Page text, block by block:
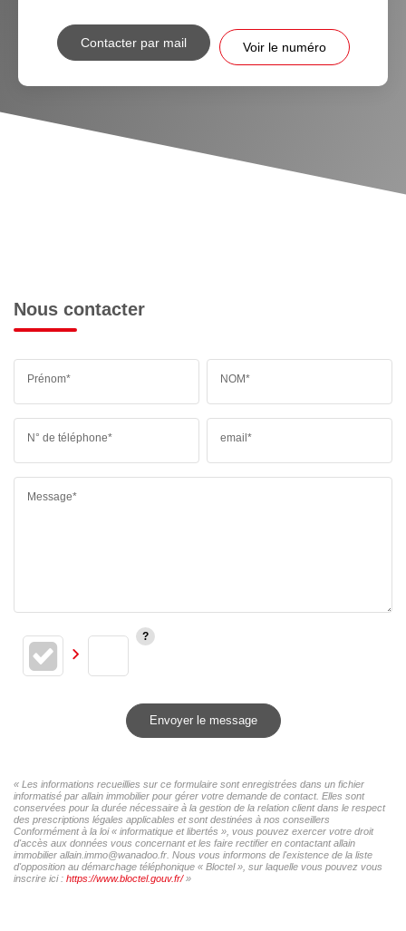
Contacter par mail Voir le numéro
Nous contacter
Prénom* NOM*
N° de téléphone* email*
Message*
Envoyer le message
« Les informations recueillies sur ce formulaire sont enregistrées dans un fichier
informatisé par allain immobilier pour gérer votre demande de contact. Elles sont
conservées pour la durée nécessaire à la gestion de la relation client dans le respect
des prescriptions légales applicables et sont destinées à nos conseillers
Conformément à la loi « informatique et libertés », vous pouvez exercer votre droit
d'accès aux données vous concernant et les faire rectifier en contactant allain
immobilier allain.immo@wanadoo.fr. Nous vous informons de l'existence de la liste
d'opposition au démarchage téléphonique « Bloctel », sur laquelle vous pouvez vous
inscrire ici : https://www.bloctel.gouv.fr/»